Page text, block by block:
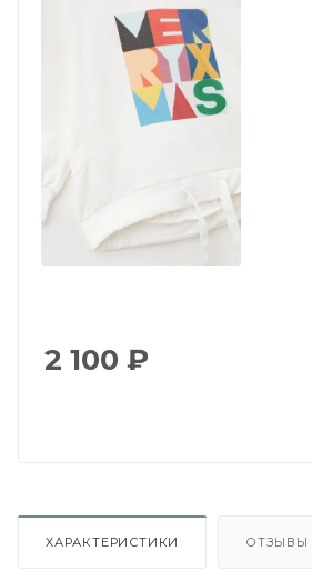
2 100 ₽
ХАРАКТЕРИСТИКИ ОТЗЫВЫ